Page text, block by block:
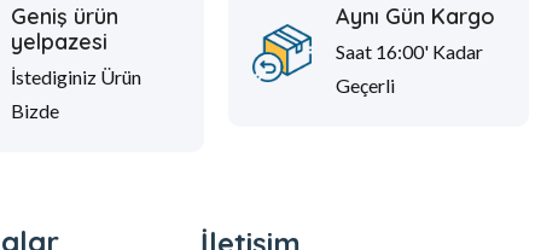
Geniş ürün
yelpazesi
İstediginiz Ürün
Bizde
Aynı Gün Kargo
Saat 16:00' Kadar
Geçerli
İletişim